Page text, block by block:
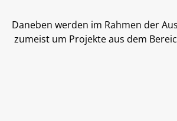
Daneben werden im Rahmen der
zumeist um Projekte aus dem